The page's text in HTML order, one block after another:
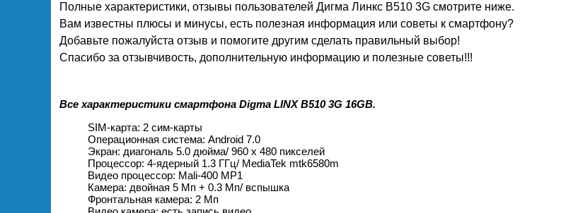
Полные характеристики, отзывы пользователей Дигма Линкс B510 3G смотрите ниже.
Вам известны плюсы и минусы, есть полезная информация или советы к смартфону?
Добавьте пожалуйста отзыв и помогите другим сделать правильный выбор!
Спасибо за отзывчивость, дополнительную информацию и полезные советы!!!
Все характеристики смартфона Digma LINX B510 3G 16GB.
SIM-карта: 2 сим-карты
Операционная система: Android 7.0
Экран: диагональ 5.0 дюйма/ 960 x 480 пикселей
Процессор: 4-ядерный 1.3 ГГц/ MediaTek mtk6580m
Видео процессор: Mali-400 MP1
Камера: двойная 5 Мп + 0.3 Мп/ вспышка
Фронтальная камера: 2 Мп